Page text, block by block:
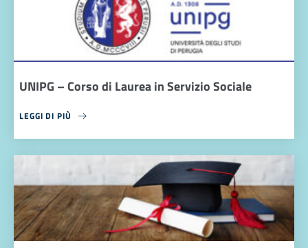
UNIPG – Corso di Laurea in Servizio Sociale
LEGGI DI PIÙ